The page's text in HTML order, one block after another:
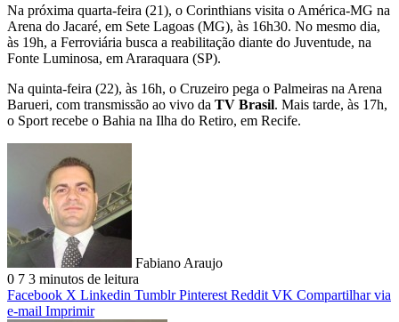
Na próxima quarta-feira (21), o Corinthians visita o América-MG na
Arena do Jacaré, em Sete Lagoas (MG), às 16h30. No mesmo dia,
às 19h, a Ferroviária busca a reabilitação diante do Juventude, na
Fonte Luminosa, em Araraquara (SP).
Na quinta-feira (22), às 16h, o Cruzeiro pega o Palmeiras na Arena
Barueri, com transmissão ao vivo da TV Brasil. Mais tarde, às 17h,
o Sport recebe o Bahia na Ilha do Retiro, em Recife.
Fabiano Araujo
0 7 3 minutos de leitura
Facebook X Linkedin Tumblr Pinterest Reddit VK Compartilhar via
e-mail Imprimir